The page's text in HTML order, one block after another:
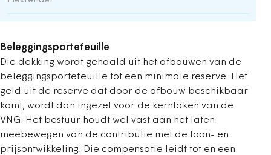
Beleggingsportefeuille
Die dekking wordt gehaald uit het afbouwen van de
beleggingsportefeuille tot een minimale reserve. Het
geld uit de reserve dat door de afbouw beschikbaar
komt, wordt dan ingezet voor de kerntaken van de
VNG. Het bestuur houdt wel vast aan het laten
meebewegen van de contributie met de loon- en
prijsontwikkeling. Die compensatie leidt tot en een